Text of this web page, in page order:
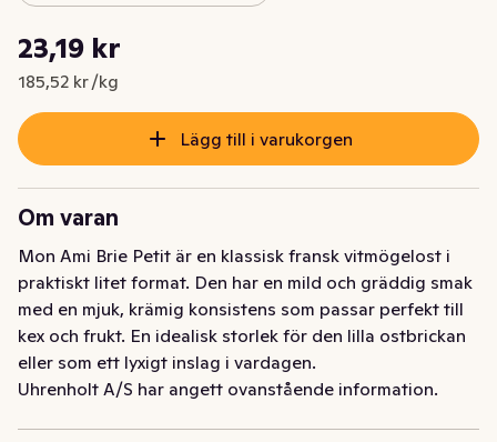
Nuvarande pris är: 23,19 kr
23,19 kr
185,52 kr /kg
Styckpris: 185,52 kr /kg
Lägg till i varukorgen
Om varan
Mon Ami Brie Petit är en klassisk fransk vitmögelost i
praktiskt litet format. Den har en mild och gräddig smak
med en mjuk, krämig konsistens som passar perfekt till
kex och frukt. En idealisk storlek för den lilla ostbrickan
eller som ett lyxigt inslag i vardagen.
Uhrenholt A/S har angett ovanstående information.